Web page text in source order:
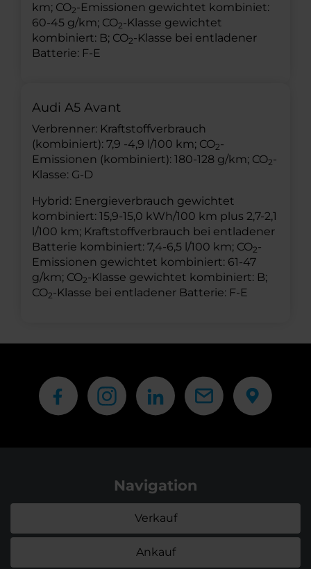
km; CO2-Emissionen gewichtet kombiniet:
60-45 g/km; CO2-Klasse gewichtet
kombiniert: B; CO2-Klasse bei entladener
Batterie: F-E
Audi A5 Avant
Verbrenner: Kraftstoffverbrauch
(kombiniert): 7,9 -4,9 l/100 km; CO2-
Emissionen (kombiniert): 180-128 g/km; CO2-
Klasse: G-D
Hybrid: Energieverbrauch gewichtet
kombiniert: 15,9-15,0 kWh/100 km plus 2,7-2,1
l/100 km; Kraftstoffverbrauch bei entladener
Batterie kombiniert: 7,4-6,5 l/100 km; CO2-
Emissionen gewichtet kombiniert: 61-47
g/km; CO2-Klasse gewichtet kombiniert: B;
CO2-Klasse bei entladener Batterie: F-E
Navigation
Verkauf
Ankauf